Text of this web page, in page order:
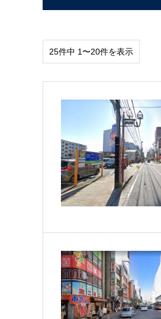
25件中 1〜20件を表示